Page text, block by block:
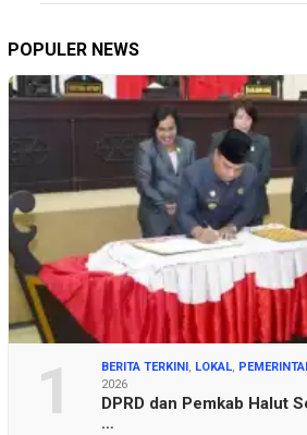
POPULER NEWS
1 BERITA TERKINI , LOKAL,
2026
DPRD dan Pemkab Halut
…